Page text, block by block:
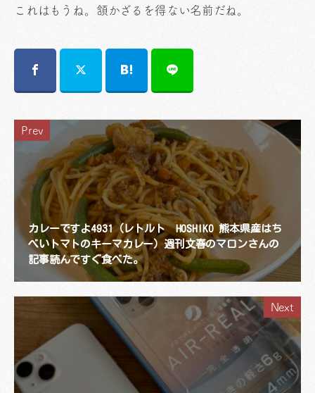
これはもうね。頷かざるを得ない名前だね。
Prev
カレーですよ4931（レトルト HOSHIKO 熊本県産はち
べいトマトのキーマカレー）週刊文春のマロンさんの
記事読んですぐ食べた。
Next